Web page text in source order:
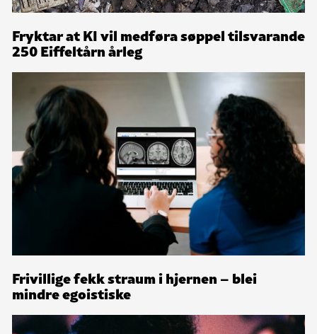
Fryktar at KI vil medføra søppel tilsvarande
250 Eiffeltårn årleg
Frivillige fekk straum i hjernen – blei
mindre egoistiske